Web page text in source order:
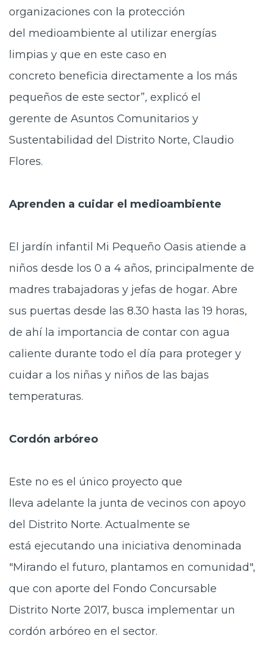
organizaciones con la protección
del medioambiente al utilizar energías
limpias y que en este caso en
concreto beneficia directamente a los más
pequeños de este sector”, explicó el
gerente de Asuntos Comunitarios y
Sustentabilidad del Distrito Norte, Claudio
Flores.
Aprenden a cuidar el medioambiente
El jardín infantil Mi Pequeño Oasis atiende a
niños desde los 0 a 4 años, principalmente de
madres trabajadoras y jefas de hogar. Abre
sus puertas desde las 8.30 hasta las 19 horas,
de ahí la importancia de contar con agua
caliente durante todo el día para proteger y
cuidar a los niñas y niños de las bajas
temperaturas.
Cordón arbóreo
Este no es el único proyecto que
lleva adelante la junta de vecinos con apoyo
del Distrito Norte. Actualmente se
está ejecutando una iniciativa denominada
"Mirando el futuro, plantamos en comunidad",
que con aporte del Fondo Concursable
Distrito Norte 2017, busca implementar un
cordón arbóreo en el sector.